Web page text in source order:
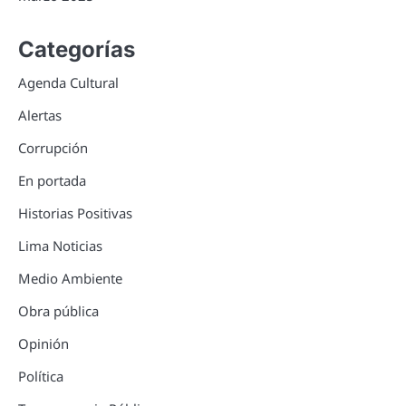
Categorías
Agenda Cultural
Alertas
Corrupción
En portada
Historias Positivas
Lima Noticias
Medio Ambiente
Obra pública
Opinión
Política